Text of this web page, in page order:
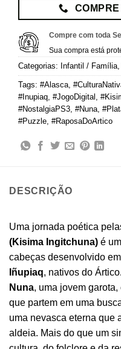
Compre com toda
Sua compra está
Categorias: Infantil / Família
Tags: #Alasca
#Inupiaq #JogoDigital
#NostalgiaPS3 #Nuna
#Puzzle #RaposaDoArtico
DESCRIÇÃO
Uma jornada poética
(Kisima Ingitchuna) é
cabeças desenvolvido
Iñupiaq, nativos do
Nuna, uma jovem garota,
que partem em uma
uma nevasca eterna que
aldeia. Mais do que um